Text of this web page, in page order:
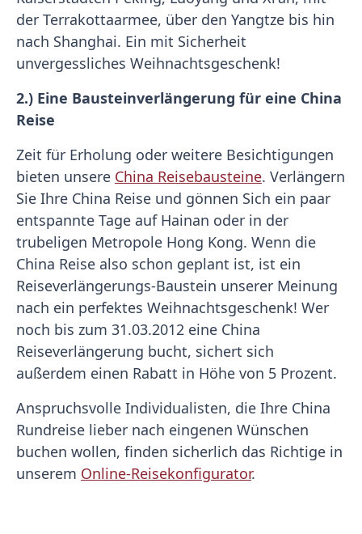
der Terrakottaarmee, über den Yangtze bis hin
nach Shanghai. Ein mit Sicherheit
unvergessliches Weihnachtsgeschenk!
2.) Eine Bausteinverlängerung für eine China
Reise
Zeit für Erholung oder weitere Besichtigungen
bieten unsere China Reisebausteine. Verlängern
Sie Ihre China Reise und gönnen Sich ein paar
entspannte Tage auf Hainan oder in der
trubeligen Metropole Hong Kong. Wenn die
China Reise also schon geplant ist, ist ein
Reiseverlängerungs-Baustein unserer Meinung
nach ein perfektes Weihnachtsgeschenk! Wer
noch bis zum 31.03.2012 eine China
Reiseverlängerung bucht, sichert sich
außerdem einen Rabatt in Höhe von 5 Prozent.
Anspruchsvolle Individualisten, die Ihre China
Rundreise lieber nach eingenen Wünschen
buchen wollen, finden sicherlich das Richtige in
unserem Online-Reisekonfigurator.